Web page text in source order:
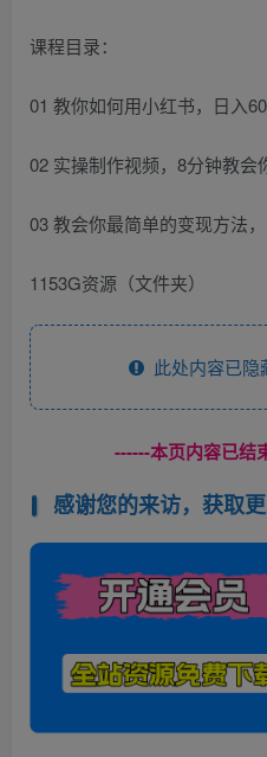
课程目录：
01 教你如何用小红书，日入
02 实操制作视频，8分钟教会
03 教会你最简单的变现方法
1153G资源（文件夹）
此处内容已隐
------本页内容已结
感谢您的来访，获取